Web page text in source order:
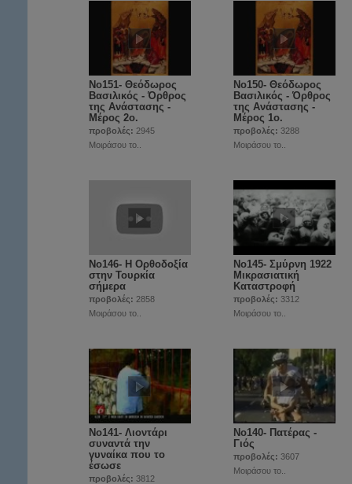
Νο151- Θεόδωρος
Βασιλικός - Όρθρος
της Ανάστασης -
Μέρος 2ο.
προβολές: 2945
Μοιράσου το..
Νο150- Θεόδωρος
Βασιλικός - Όρθρος
της Ανάστασης -
Μέρος 1ο.
προβολές: 3288
Μοιράσου το..
Νο146- Η Ορθοδοξία
στην Τουρκία
σήμερα
προβολές: 2858
Μοιράσου το..
Νο145- Σμύρνη 1922
Μικρασιατική
Καταστροφή
προβολές: 3312
Μοιράσου το..
Νο141- Λιοντάρι
συναντά την
γυναίκα που το
έσωσε
προβολές: 3812
Νο140- Πατέρας -
Γιός
προβολές: 3607
Μοιράσου το..